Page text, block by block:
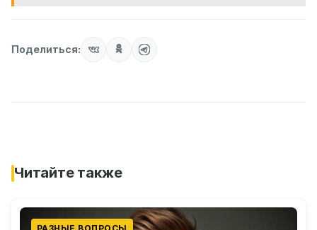
Поделиться:
Читайте также